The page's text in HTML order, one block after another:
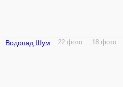
Водопад Шум 22 фото 18 фото